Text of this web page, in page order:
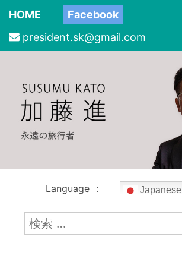
HOME
Facebook
president.sk@gmail.com
Language ： Japanese
検
索: